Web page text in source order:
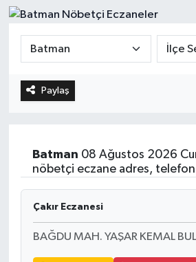
Paylaş
Batman 08 Ağustos 2026
nöbetçi eczane adres, telefon
Çakır Eczanesi
BAĞDU MAH. YAŞAR KEMAL
Teknoloji
Sağlık
Tüm Manşetler
Son Dakika Haberleri